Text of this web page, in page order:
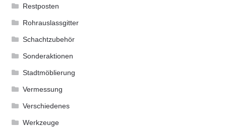
Restposten
Rohrauslassgitter
Schachtzubehör
Sonderaktionen
Stadtmöblierung
Vermessung
Verschiedenes
Werkzeuge